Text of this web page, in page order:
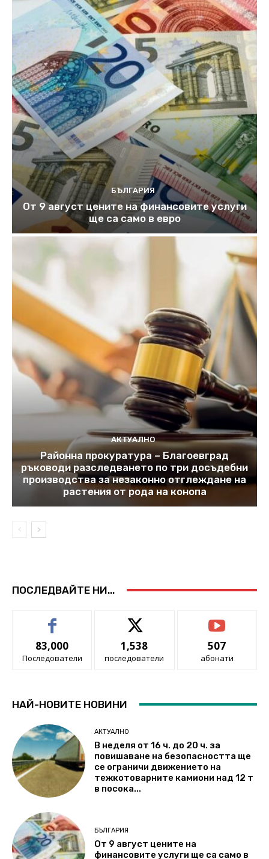
БЪЛГАРИЯ
От 9 август цените на финансовите услуги
ще са само в евро
АКТУАЛНО
Районна прокуратура – Благоевград
ръководи разследването по три досъдебни
производства за незаконно отглеждане на
растения от рода на конопа
ПОСЛЕДВАЙТЕ НИ...
83,000
Последователи
1,538
последователи
507
абонати
НАЙ-НОВИТЕ НОВИНИ
АКТУАЛНО
В неделя от 16 ч. до 20 ч. за
повишаване на безопасността ще
се ограничи движението на
тежкотоварните камиони над 12 т
в посока...
БЪЛГАРИЯ
От 9 август цените на
финансовите услуги ще са само в